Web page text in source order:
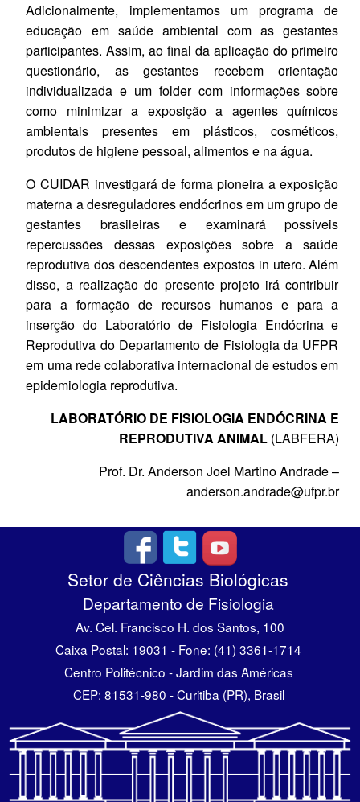
Adicionalmente, implementamos um programa de
educação em saúde ambiental com as gestantes
participantes. Assim, ao final da aplicação do primeiro
questionário, as gestantes recebem orientação
individualizada e um folder com informações sobre
como minimizar a exposição a agentes químicos
ambientais presentes em plásticos, cosméticos,
produtos de higiene pessoal, alimentos e na água.
O CUIDAR investigará de forma pioneira a exposição
materna a desreguladores endócrinos em um grupo de
gestantes brasileiras e examinará possíveis
repercussões dessas exposições sobre a saúde
reprodutiva dos descendentes expostos in utero. Além
disso, a realização do presente projeto irá contribuir
para a formação de recursos humanos e para a
inserção do Laboratório de Fisiologia Endócrina e
Reprodutiva do Departamento de Fisiologia da UFPR
em uma rede colaborativa internacional de estudos em
epidemiologia reprodutiva.
LABORATÓRIO DE FISIOLOGIA ENDÓCRINA E
REPRODUTIVA ANIMAL (LABFERA)
Prof. Dr. Anderson Joel Martino Andrade –
anderson.andrade@ufpr.br
Setor de Ciências Biológicas
Departamento de Fisiologia
Av. Cel. Francisco H. dos Santos, 100
Caixa Postal: 19031 - Fone: (41) 3361-1714
Centro Politécnico - Jardim das Américas
CEP: 81531-980 - Curitiba (PR), Brasil